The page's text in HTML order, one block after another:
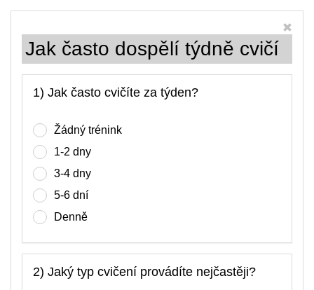
Jak často dospělí týdně cvičí
1) Jak často cvičíte za týden?
Žádný trénink
1-2 dny
3-4 dny
5-6 dní
Denně
2) Jaký typ cvičení provádíte nejčastěji?